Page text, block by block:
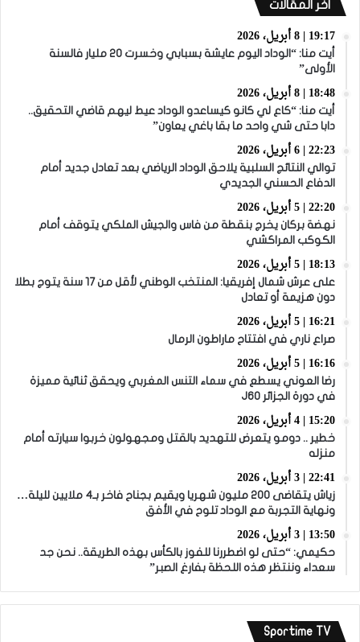
أخر المقالات
19:17 | 8 أبريل، 2026
أيت منا: “الوداد اليوم عايشة بسبابي وخسرت 20 مليار فالسنة
الأولى”
18:48 | 8 أبريل، 2026
أيت منا: “كاع لي كانو كيساعدو الوداد عيط ليهم قاضي التحقيق..
دابا حتى شي واحد ما بقا باغي يعاون”
22:23 | 6 أبريل، 2026
توالي النتائج السلبية يلاحق الوداد الرياضي بعد تعادل جديد أمام
الدفاع الحسني الجديدي
22:20 | 5 أبريل، 2026
نهضة بركان يخرج بنقطة من فاس والجيش الملكي يتوقف أمام
الكوكب المراكشي
18:13 | 5 أبريل، 2026
على عرش شمال إفريقيا: المنتخب الوطني لأقل من 17 سنة يتوج بطلا
دون هزيمة أو تعادل
16:21 | 5 أبريل، 2026
صراع ناري في افتتاح ماراطون الرمال
16:16 | 5 أبريل، 2026
رضا العوني يسطع في سماء التنس المغربي ويحقق ثنائية مميزة
في دورة الجزائر J60
15:20 | 4 أبريل، 2026
خطير .. دومو يتعرض للتهديد بالقتل ومجهولون خربوا سيارته أمام
منزله
22:41 | 3 أبريل، 2026
زياش يتقاضى 200 مليون شهريا ويقيم بجناح فاخر بـ4 ملايين لليلة…
ونهاية التجربة مع الوداد تلوح في الأفق
13:50 | 3 أبريل، 2026
حكيمي: “حتى لو اضطررنا للفوز بالكأس بهذه الطريقة.. نحن جد
سعداء وننتظر هذه اللحظة بفارغ الصبر”
Sportime TV